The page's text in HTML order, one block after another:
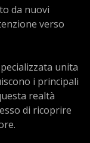
da nuovi
verso
unita
i principali
realtà
di ricoprire